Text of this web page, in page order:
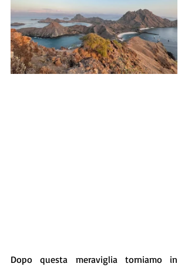
Dopo questa meraviglia torniamo in